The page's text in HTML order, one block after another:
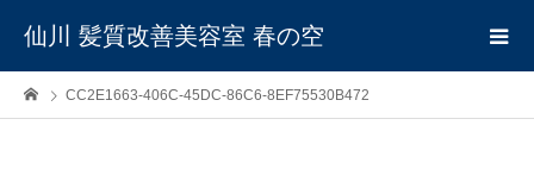
仙川 髪質改善美容室 春の空
CC2E1663-406C-45DC-86C6-8EF75530B472